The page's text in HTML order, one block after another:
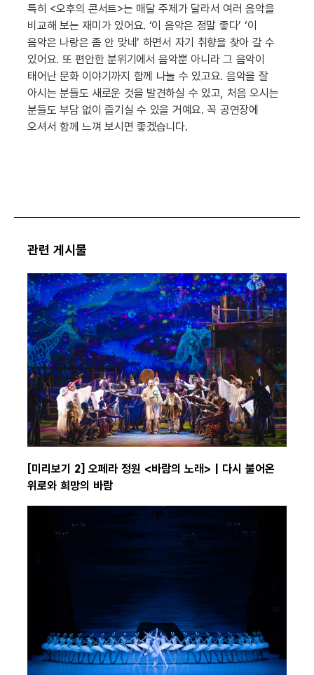
특히 <오후의 콘서트>는 매달 주제가 달라서 여러 음악을
비교해 보는 재미가 있어요. ‘이 음악은 정말 좋다’ ‘이
음악은 나랑은 좀 안 맞네’ 하면서 자기 취향을 찾아 갈 수
있어요. 또 편안한 분위기에서 음악뿐 아니라 그 음악이
태어난 문화 이야기까지 함께 나눌 수 있고요. 음악을 잘
아시는 분들도 새로운 것을 발견하실 수 있고, 처음 오시는
분들도 부담 없이 즐기실 수 있을 거예요. 꼭 공연장에
오셔서 함께 느껴 보시면 좋겠습니다.
관련 게시물
[미리보기 2] 오페라 정원 <바람의 노래> | 다시 불어온
위로와 희망의 바람